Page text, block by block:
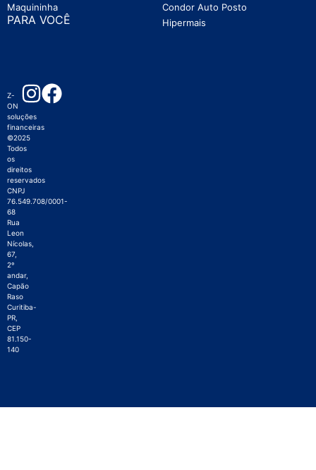
Maquininha
PARA VOCÊ
Condor Auto Posto
Hipermais
Z-
ON
soluções
financeiras
©2025
Todos
os
direitos
reservados
CNPJ
76.549.708/0001-
68
Rua
Leon
Nícolas,
67,
2º
andar,
Capão
Raso
Curitiba-
PR,
CEP
81.150-
140